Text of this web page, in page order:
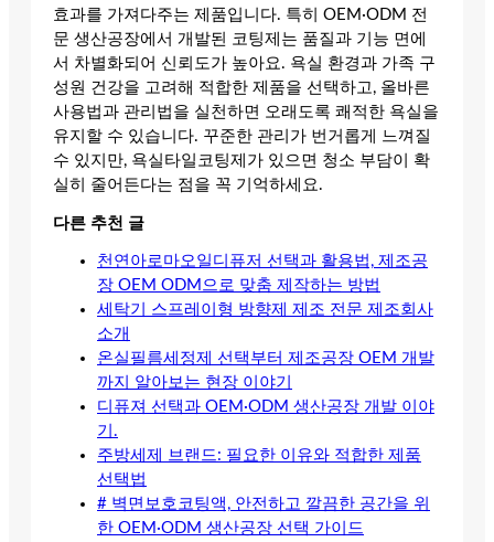
효과를 가져다주는 제품입니다. 특히 OEM·ODM 전
문 생산공장에서 개발된 코팅제는 품질과 기능 면에
서 차별화되어 신뢰도가 높아요. 욕실 환경과 가족 구
성원 건강을 고려해 적합한 제품을 선택하고, 올바른
사용법과 관리법을 실천하면 오래도록 쾌적한 욕실을
유지할 수 있습니다. 꾸준한 관리가 번거롭게 느껴질
수 있지만, 욕실타일코팅제가 있으면 청소 부담이 확
실히 줄어든다는 점을 꼭 기억하세요.
다른 추천 글
천연아로마오일디퓨저 선택과 활용법, 제조공
장 OEM ODM으로 맞춤 제작하는 방법
세탁기 스프레이형 방향제 제조 전문 제조회사
소개
온실필름세정제 선택부터 제조공장 OEM 개발
까지 알아보는 현장 이야기
디퓨져 선택과 OEM·ODM 생산공장 개발 이야
기.
주방세제 브랜드: 필요한 이유와 적합한 제품
선택법
# 벽면보호코팅액, 안전하고 깔끔한 공간을 위
한 OEM·ODM 생산공장 선택 가이드